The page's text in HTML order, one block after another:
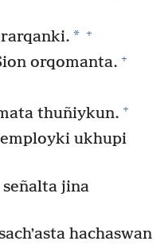
* +
orqomanta. +
thuñiykun. +
ukhupi
jina
hachaswan